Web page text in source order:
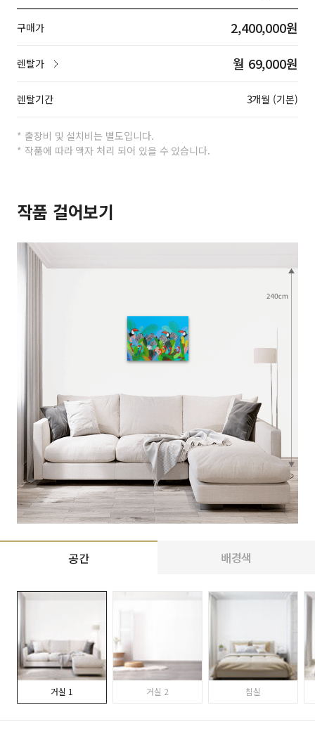
구매가 2,400,000원
렌탈가 월 69,000원
렌탈기간 3개월 (기본)
* 출장비 및 설치비는 별도입니다.
* 작품에 따라 액자 처리 되어 있을 수 있습니다.
작품 걸어보기
공간 배경색
거실 1 거실 2 침실